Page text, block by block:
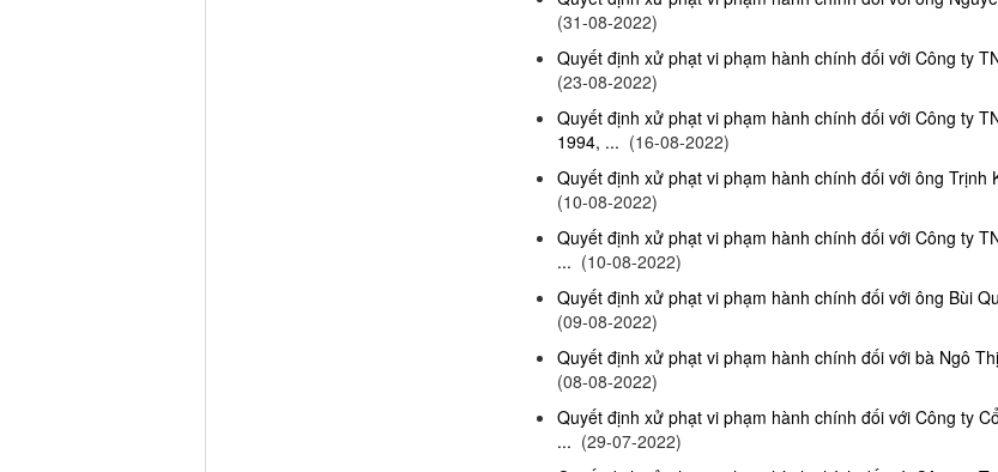
(31-08-2022)
Quyết định xử phạt vi phạm hành chính đối với Công ty
(23-08-2022)
Quyết định xử phạt vi phạm hành chính đối với Công ty
1994, ... (16-08-2022)
Quyết định xử phạt vi phạm hành chính đối với ông
(10-08-2022)
Quyết định xử phạt vi phạm hành chính đối với Công ty
... (10-08-2022)
Quyết định xử phạt vi phạm hành chính đối với ông Bùi
(09-08-2022)
Quyết định xử phạt vi phạm hành chính đối với bà Ngô
(08-08-2022)
Quyết định xử phạt vi phạm hành chính đối với Công ty
... (29-07-2022)